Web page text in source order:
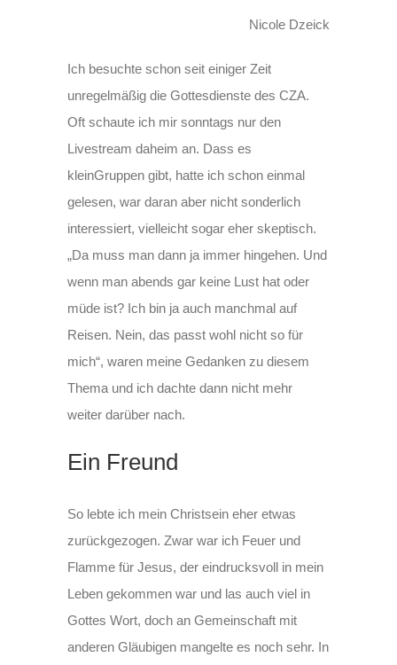
Nicole Dzeick
Ich besuchte schon seit einiger Zeit
unregelmäßig die Gottesdienste des CZA.
Oft schaute ich mir sonntags nur den
Livestream daheim an. Dass es
kleinGruppen gibt, hatte ich schon einmal
gelesen, war daran aber nicht sonderlich
interessiert, vielleicht sogar eher skeptisch.
„Da muss man dann ja immer hingehen. Und
wenn man abends gar keine Lust hat oder
müde ist? Ich bin ja auch manchmal auf
Reisen. Nein, das passt wohl nicht so für
mich“, waren meine Gedanken zu diesem
Thema und ich dachte dann nicht mehr
weiter darüber nach.
Ein Freund
So lebte ich mein Christsein eher etwas
zurückgezogen. Zwar war ich Feuer und
Flamme für Jesus, der eindrucksvoll in mein
Leben gekommen war und las auch viel in
Gottes Wort, doch an Gemeinschaft mit
anderen Gläubigen mangelte es noch sehr. In